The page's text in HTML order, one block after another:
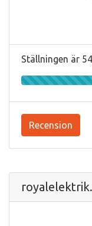
Ställningen är
Recension